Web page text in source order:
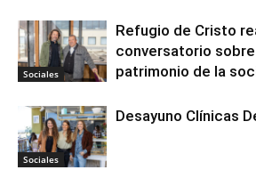
Sociales
Refugio de Cristo
conversatorio
patrimonio de la
Sociales
Desayuno Clínicas